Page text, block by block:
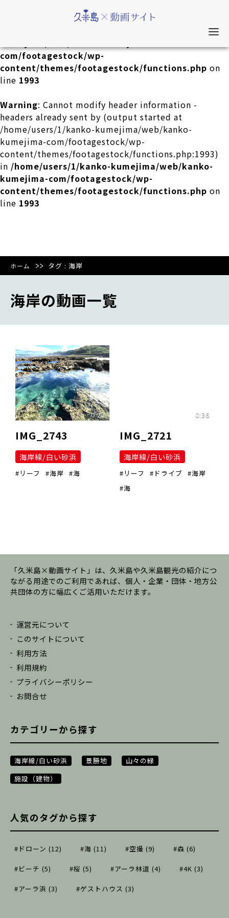
: session_encode() expects exactly 0
com/footagestock/wp-
content/themes/footagestock/functions.php on
line 1993
Warning: Cannot modify header information -
headers already sent by (output started at
/home/users/1/kanko-kumejima/web/kanko-
kumejima-com/footagestock/wp-
content/themes/footagestock/functions.php:1993)
in /home/users/1/kanko-kumejima/web/kanko-
kumejima-com/footagestock/wp-
content/themes/footagestock/functions.php on
line 1993
ホーム タグ : 海岸
海岸の動画一覧
0:23
IMG_2743
海岸線/白い砂浜
#リーフ #海岸 #海
0:36
IMG_2721
海岸線/白い砂浜
#リーフ #ドライブ #海岸
#海
「久米島×動画サイト」は、久米島や久米島観光の紹介につ
ながる用途でのご利用であれば、個人・企業・団体・地方公
共団体の方に幅広くご活用いただけます。
運営元について
このサイトについて
利用方法
利用規約
プライバシーポリシー
お問合せ
カテゴリーから探す
海岸線/白い砂浜 景勝地
山々の緑
施設（建物）
人気のタグから探す
#ドローン (12) #海 (11) #空撮 (9) #森 (6)
#ビーチ (5) #桜 (5) #アーラ林道 (4) #4K (3)
#アーラ浜 (3) #ゲストハウス (3)